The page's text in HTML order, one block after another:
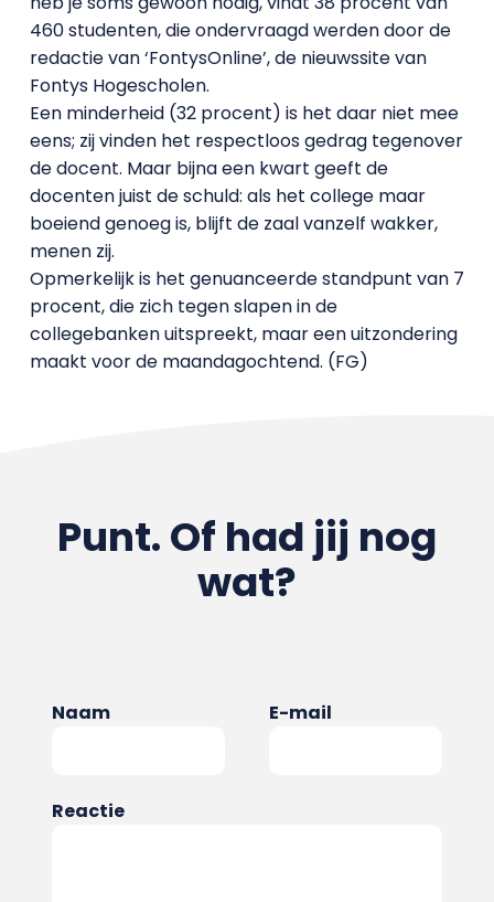
460 studenten, die ondervraagd werden door de
redactie van ‘FontysOnline’, de nieuwssite van
Fontys Hogescholen.
Een minderheid (32 procent) is het daar niet mee
eens; zij vinden het respectloos gedrag tegenover
de docent. Maar bijna een kwart geeft de
docenten juist de schuld: als het college maar
boeiend genoeg is, blijft de zaal vanzelf wakker,
menen zij.
Opmerkelijk is het genuanceerde standpunt van 7
procent, die zich tegen slapen in de
collegebanken uitspreekt, maar een uitzondering
maakt voor de maandagochtend. (FG)
Punt. Of had jij nog
wat?
Naam E-mail
Reactie